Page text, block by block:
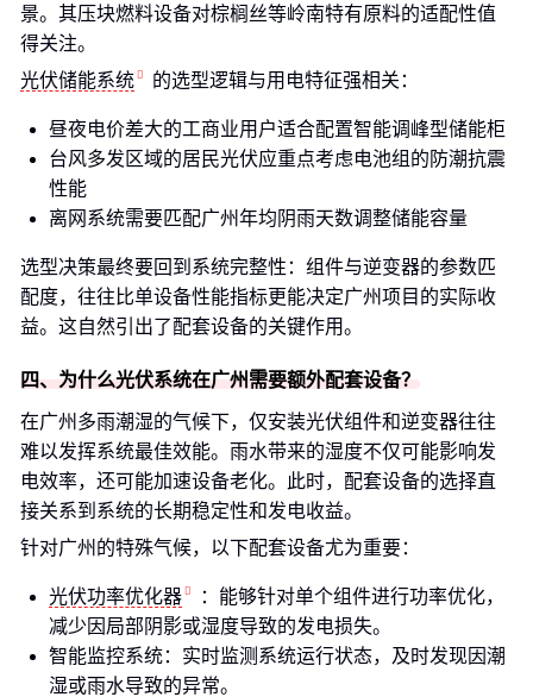
景。其压块燃料设备对棕榈丝等岭南特有原料的适配性值
得关注。
光伏储能系统
的选型逻辑与用电特征强相关：
昼夜电价差大的工商业用户适合配置智能调峰型储能柜
台风多发区域的居民光伏应重点考虑电池组的防潮抗震
性能
离网系统需要匹配广州年均阴雨天数调整储能容量
选型决策最终要回到系统完整性：组件与逆变器的参数匹
配度，往往比单设备性能指标更能决定广州项目的实际收
益。这自然引出了配套设备的关键作用。
四、为什么光伏系统在广州需要额外配套设备？
在广州多雨潮湿的气候下，仅安装光伏组件和逆变器往往
难以发挥系统最佳效能。雨水带来的湿度不仅可能影响发
电效率，还可能加速设备老化。此时，配套设备的选择直
接关系到系统的长期稳定性和发电收益。
针对广州的特殊气候，以下配套设备尤为重要：
光伏功率优化器
：能够针对单个组件进行功率优化，
减少因局部阴影或湿度导致的发电损失。
智能监控系统：实时监测系统运行状态，及时发现因潮
湿或雨水导致的异常。